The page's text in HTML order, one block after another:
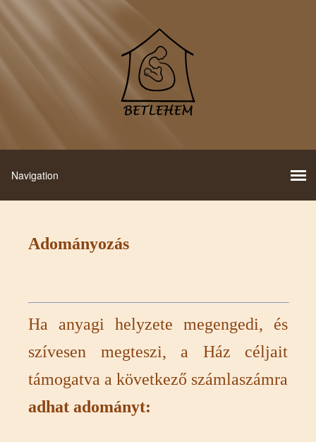
Adományozás
Ha anyagi helyzete megengedi, és
szívesen megteszi, a Ház céljait
támogatva a következő számlaszámra
adhat adományt: